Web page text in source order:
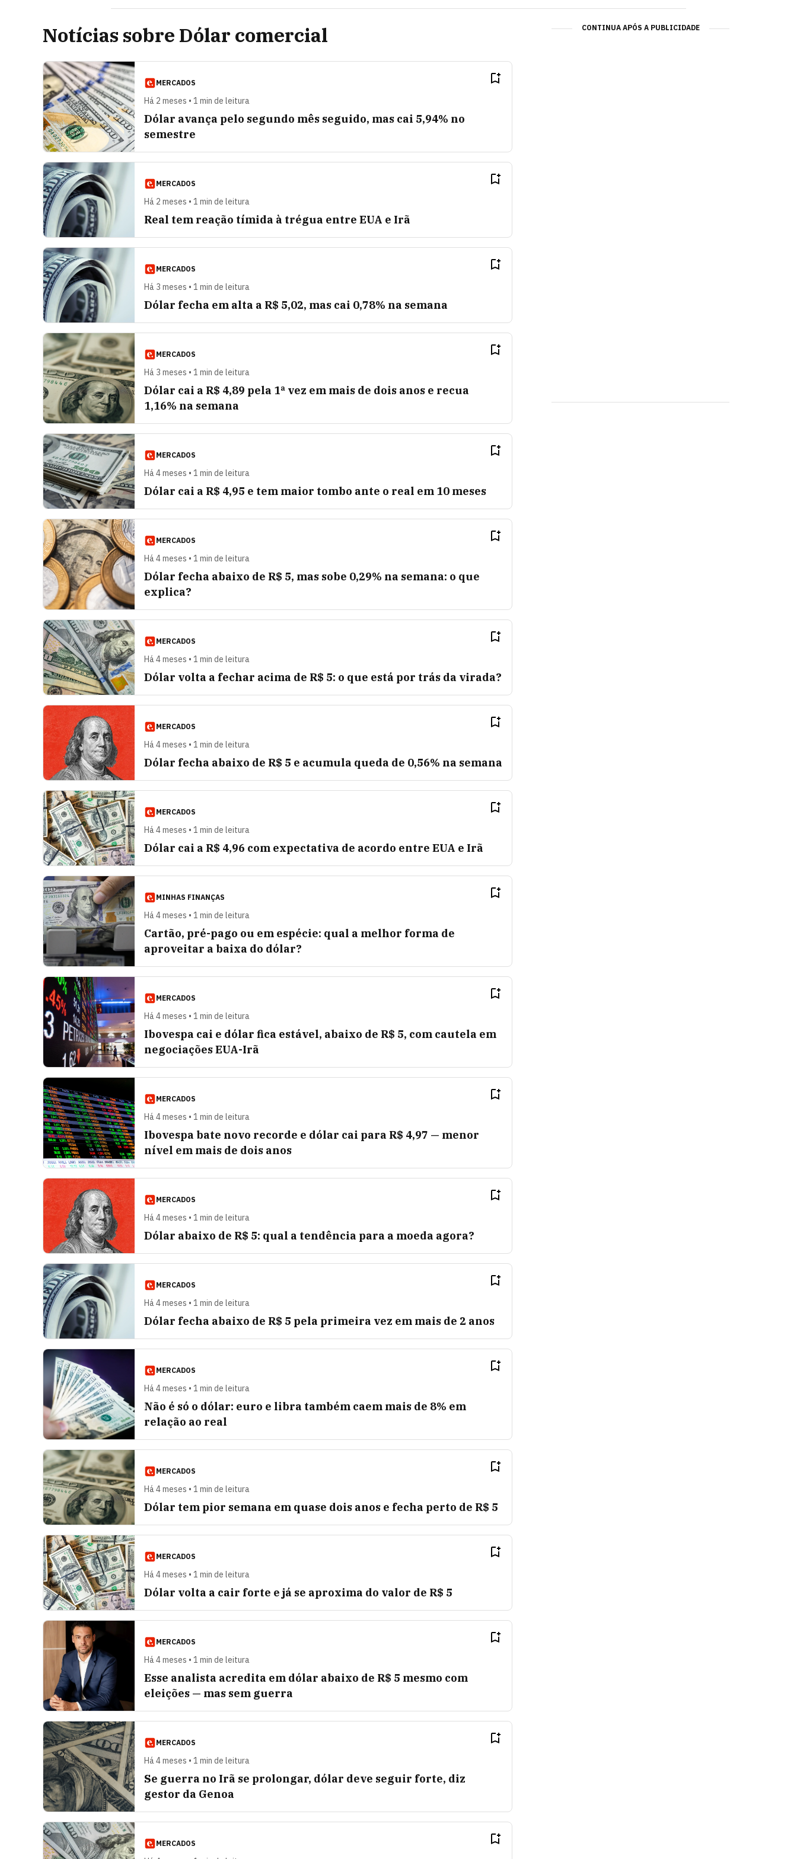
Notícias sobre Dólar comercial
MERCADOS
Há 2 meses • 1 min de leitura
Dólar avança pelo segundo mês seguido, mas cai 5,94% no
semestre
MERCADOS
Há 2 meses • 1 min de leitura
Real tem reação tímida à trégua entre EUA e Irã
MERCADOS
Há 3 meses • 1 min de leitura
Dólar fecha em alta a R$ 5,02, mas cai 0,78% na semana
MERCADOS
Há 3 meses • 1 min de leitura
Dólar cai a R$ 4,89 pela 1ª vez em mais de dois anos e recua
1,16% na semana
MERCADOS
Há 4 meses • 1 min de leitura
Dólar cai a R$ 4,95 e tem maior tombo ante o real em 10 meses
MERCADOS
Há 4 meses • 1 min de leitura
Dólar fecha abaixo de R$ 5, mas sobe 0,29% na semana: o que
explica?
MERCADOS
Há 4 meses • 1 min de leitura
Dólar volta a fechar acima de R$ 5: o que está por trás da virada?
MERCADOS
Há 4 meses • 1 min de leitura
Dólar fecha abaixo de R$ 5 e acumula queda de 0,56% na semana
MERCADOS
Há 4 meses • 1 min de leitura
Dólar cai a R$ 4,96 com expectativa de acordo entre EUA e Irã
MINHAS FINANÇAS
Há 4 meses • 1 min de leitura
Cartão, pré-pago ou em espécie: qual a melhor forma de
aproveitar a baixa do dólar?
MERCADOS
Há 4 meses • 1 min de leitura
Ibovespa cai e dólar fica estável, abaixo de R$ 5, com cautela em
negociações EUA-Irã
MERCADOS
Há 4 meses • 1 min de leitura
Ibovespa bate novo recorde e dólar cai para R$ 4,97 — menor
nível em mais de dois anos
MERCADOS
Há 4 meses • 1 min de leitura
Dólar abaixo de R$ 5: qual a tendência para a moeda agora?
MERCADOS
Há 4 meses • 1 min de leitura
Dólar fecha abaixo de R$ 5 pela primeira vez em mais de 2 anos
MERCADOS
Há 4 meses • 1 min de leitura
Não é só o dólar: euro e libra também caem mais de 8% em
relação ao real
MERCADOS
Há 4 meses • 1 min de leitura
Dólar tem pior semana em quase dois anos e fecha perto de R$ 5
MERCADOS
Há 4 meses • 1 min de leitura
Dólar volta a cair forte e já se aproxima do valor de R$ 5
MERCADOS
Há 4 meses • 1 min de leitura
Esse analista acredita em dólar abaixo de R$ 5 mesmo com
eleições — mas sem guerra
MERCADOS
Há 4 meses • 1 min de leitura
Se guerra no Irã se prolongar, dólar deve seguir forte, diz
gestor da Genoa
MERCADOS
CONTINUA APÓS A PUBLICIDADE